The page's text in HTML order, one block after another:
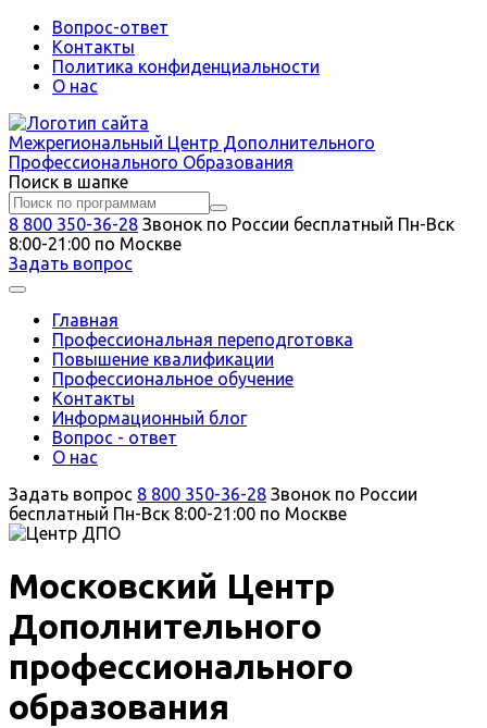
Вопрос-ответ
Контакты
Политика конфиденциальности
О нас
Межрегиональный Центр Дополнительного
Профессионального Образования
Поиск в шапке
8 800 350-36-28 Звонок по России бесплатный Пн-Вск
8:00-21:00 по Москве
Задать вопрос
Главная
Профессиональная переподготовка
Повышение квалификации
Профессиональное обучение
Контакты
Информационный блог
Вопрос - ответ
О нас
Задать вопрос 8 800 350-36-28 Звонок по России
бесплатный Пн-Вск 8:00-21:00 по Москве
Московский Центр
Дополнительного
профессионального
образования